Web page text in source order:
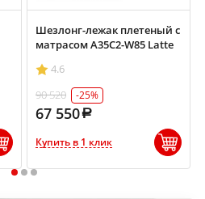
Шезлонг-лежак плетеный с
матрасом A35C2-W85 Latte
4.6
90 520
-25%
67 550
Купить в 1 клик
1 2 3